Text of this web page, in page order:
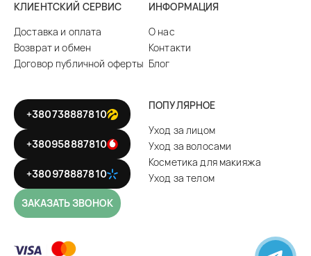
КЛИЕНТСКИЙ СЕРВИС
Доставка и оплата
Возврат и обмен
Договор публичной оферты
ИНФОРМАЦИЯ
О нас
Контакти
Блог
+380738887810
+380958887810
+380978887810
ЗАКАЗАТЬ ЗВОНОК
ПОПУЛЯРНОЕ
Уход за лицом
Уход за волосами
Косметика для макияжа
Уход за телом